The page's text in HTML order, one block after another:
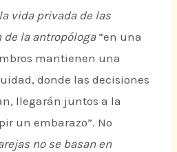
vida privada de las
de la antropóloga “en una
mantienen una
donde las decisiones
llegarán juntos a la
un embarazo”. No
no se basan en